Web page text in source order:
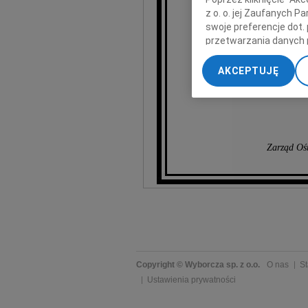
Zarząd
Copyright © Wyborcza sp. z o.o. O nas
Ustawienia prywatności
z o. o. jej Zaufanych
swoje preferencje dot.
przetwarzania danych
„Ustawienia
My, nasi Zaufani
dokładnych danych
Przechowywanie
AKCEPTUJĘ